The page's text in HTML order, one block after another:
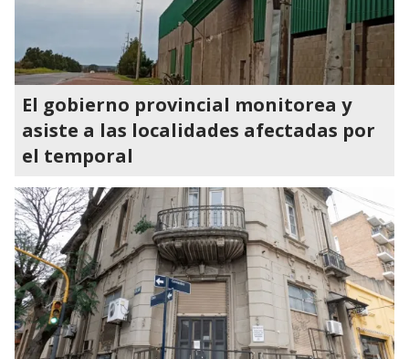
El gobierno provincial monitorea y
asiste a las localidades afectadas por
el temporal